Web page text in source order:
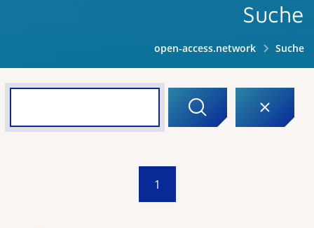
Suche
open-access.network Suche
1